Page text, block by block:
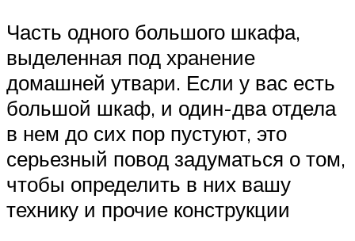
Часть одного большого шкафа,
выделенная под хранение
домашней утвари. Если у вас есть
большой шкаф, и один-два отдела
в нем до сих пор пустуют, это
серьезный повод задуматься о том,
чтобы определить в них вашу
технику и прочие конструкции